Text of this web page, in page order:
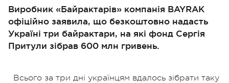
Виробник «Байрактарів» компанія BAYRAK
офіційно заявила, що безкоштовно надасть
Україні три байрактари, на які фонд Сергія
Притули зібрав 600 млн гривень.
Всього за три дні українцям вдалось зібрати таку